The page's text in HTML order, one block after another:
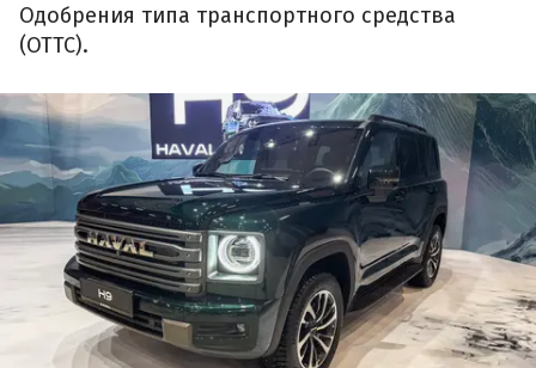
Одобрения типа транспортного средства
(ОТТС).